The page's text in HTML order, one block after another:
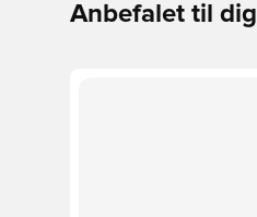
Anbefalet til dig